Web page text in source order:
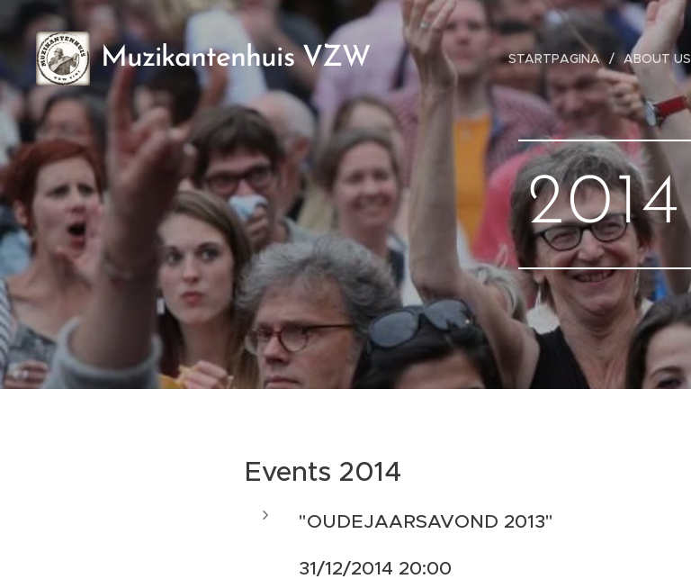
Muzikantenhuis VZW STARTPAGINA ABOUT US
2014
Events 2014
"OUDEJAARSAVOND 2013"
31/12/2014 20:00